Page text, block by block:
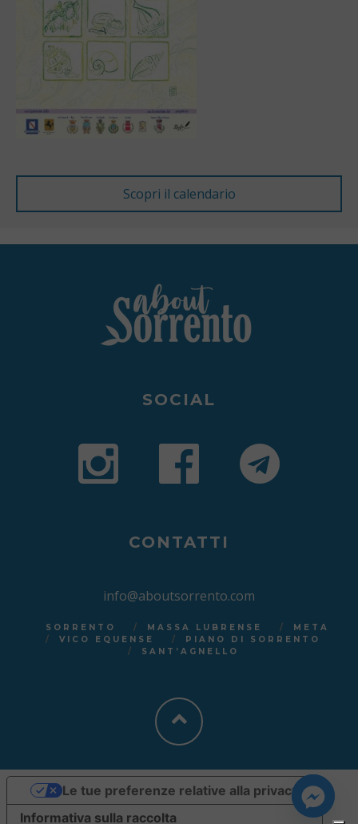
SOCIAL
CONTATTI
info@aboutsorrento.com
SORRENTO MASSA LUBRENSE
META
VICO EQUENSE
PIANO DI SORRENTO
SANT’AGNELLO
Informativa sulla raccolta
Le tue preferenze relative alla privacy